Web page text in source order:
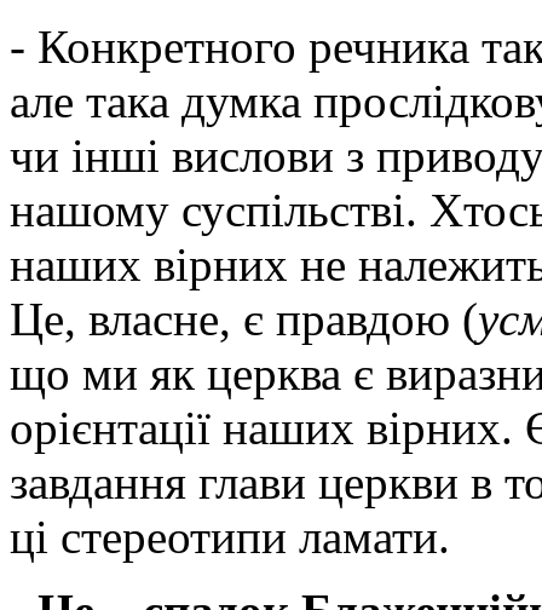
- Конкретного речника
але така думка
чи інші вислови з
нашому суспільстві.
наших вірних не
Це, власне, є правдою (
що ми як церква є
орієнтації наших вірних.
завдання глави церкви в
ці стереотипи ламати.